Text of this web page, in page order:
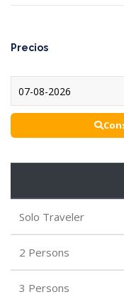
Precios
Solo Traveler
2 Persons
3 Persons